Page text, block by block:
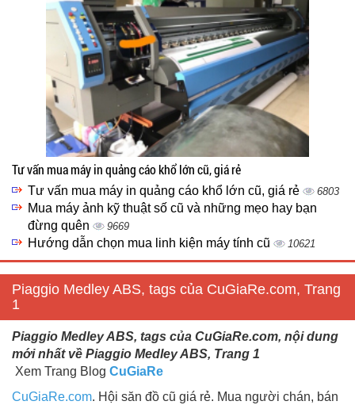
Tư vấn mua máy in quảng cáo khổ lớn cũ, giá rẻ
Tư vấn mua máy in quảng cáo khổ lớn cũ, giá rẻ 6803
Mua máy ảnh kỹ thuật số cũ và những mẹo hay bạn
đừng quên
9669
Hướng dẫn chọn mua linh kiện máy tính cũ 10621
Piaggio Medley ABS, tags của CuGiaRe.com, Trang
1
Piaggio Medley ABS, tags của CuGiaRe.com, nội dung
mới nhất về Piaggio Medley ABS, Trang 1
Xem Trang Blog CuGiaRe
CuGiaRe.com. Hội săn đồ cũ giá rẻ. Mua người chán, bán